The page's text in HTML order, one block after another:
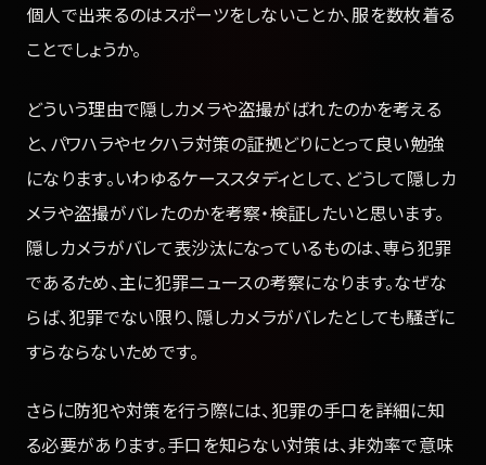
個人で出来るのはスポーツをしないことか、服を数枚着る
ことでしょうか。
どういう理由で隠しカメラや盗撮がばれたのかを考える
と、パワハラやセクハラ対策の証拠どりにとって良い勉強
になります。いわゆるケーススタディとして、どうして隠しカ
メラや盗撮がバレたのかを考察・検証したいと思います。
隠しカメラがバレて表沙汰になっているものは、専ら犯罪
であるため、主に犯罪ニュースの考察になります。なぜな
らば、犯罪でない限り、隠しカメラがバレたとしても騒ぎに
すらならないためです。
さらに防犯や対策を行う際には、犯罪の手口を詳細に知
る必要があります。手口を知らない対策は、非効率で意味